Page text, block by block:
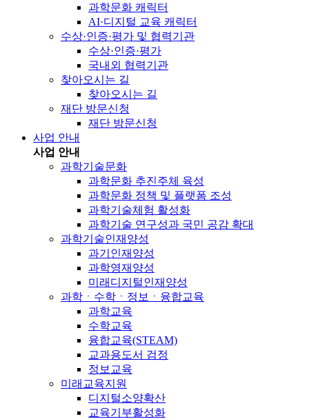
과학문화 캐릭터
AI·디지털 교육 캐릭터
수상·인증·평가 및 협력기관
수상·인증·평가
국내외 협력기관
찾아오시는 길
찾아오시는 길
재단 방문신청
재단 방문신청
사업 안내
사업 안내
과학기술문화
과학문화 추진주체 육성
과학문화 정책 및 플랫폼 조성
과학기술체험 활성화
과학기술 연구성과 국민 공감 확대
과학기술인재양성
과기인재양성
과학영재양성
미래디지털인재양성
과학ㆍ수학ㆍ정보ㆍ융합교육
과학교육
수학교육
융합교육(STEAM)
교과용도서 검정
정보교육
미래교육지원
디지털소양확산
교육기부활성화